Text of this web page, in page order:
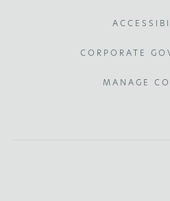
CORPORATE
MANAGE